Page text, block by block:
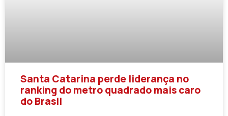
Santa Catarina perde liderança no
ranking do metro quadrado mais caro
do Brasil